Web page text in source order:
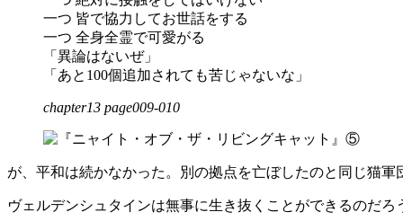
一つ 皆で協力してお世話をする
一つ 全身全霊で可愛がる
「異論はないぜ」
「あと100個追加されても苦じゃないな」
chapter13 page009-010
が、平和は続かなかった。別の拠点を亡ぼしたのと同じ猫
ヴェルデンシュタインは無事に生き抜くことができるのだろ